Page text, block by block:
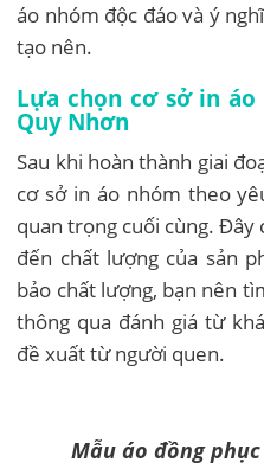
áo nhóm độc đáo và ý
tạo nên.
Lựa chọn cơ sở in
Quy Nhơn
Sau khi hoàn thành giai
cơ sở in áo nhóm theo
quan trọng cuối cùng. Đây
đến chất lượng của sản
bảo chất lượng, bạn nên
thông qua đánh giá từ
đề xuất từ người quen.
Mẫu áo đồng